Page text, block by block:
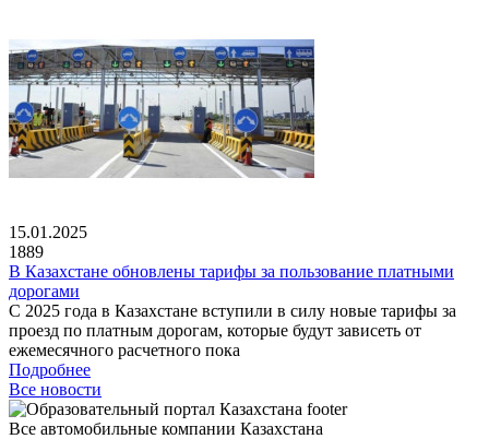
15.01.2025
1889
В Казахстане обновлены тарифы за пользование платными
дорогами
С 2025 года в Казахстане вступили в силу новые тарифы за
проезд по платным дорогам, которые будут зависеть от
ежемесячного расчетного пока
Подробнее
Все новости
Все автомобильные компании Казахстана